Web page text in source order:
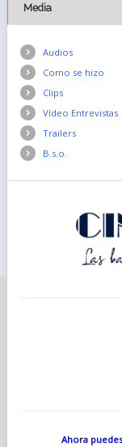
Media
Audios
Como se hizo
Clips
Vídeo Entrevistas
Trailers
B.s.o.
Ahora